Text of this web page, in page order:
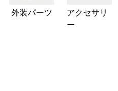
外装パーツ
アクセサリ
ー